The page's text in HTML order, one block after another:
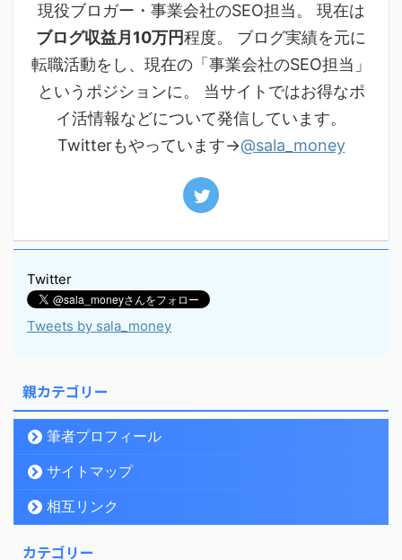
現役ブロガー・事業会社のSEO担当。 現在は
ブログ収益月10万円程度。 ブログ実績を元に
転職活動をし、現在の「事業会社のSEO担当」
というポジションに。 当サイトではお得なポ
イ活情報などについて発信しています。
Twitterもやっています→@sala_money
Twitter
Tweets by sala_money
親カテゴリー
筆者プロフィール
サイトマップ
相互リンク
カテゴリー